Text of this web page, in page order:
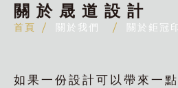
關於晟道設計
首頁 關於我們 關於鉅冠
如果一份設計可以帶來一點